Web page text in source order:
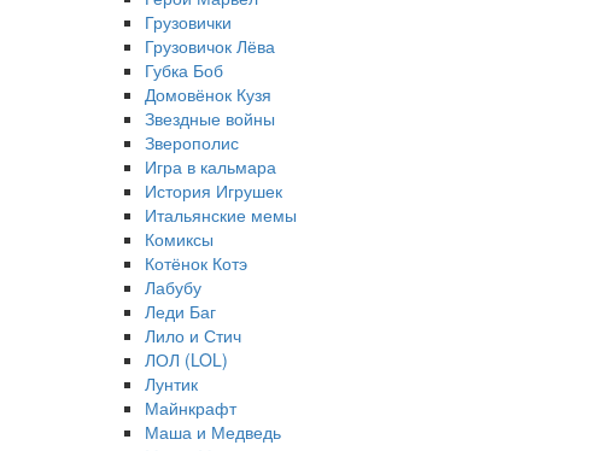
Грузовички
Грузовичок Лёва
Губка Боб
Домовёнок Кузя
Звездные войны
Зверополис
Игра в кальмара
История Игрушек
Итальянские мемы
Комиксы
Котёнок Котэ
Лабубу
Леди Баг
Лило и Стич
ЛОЛ (LOL)
Лунтик
Майнкрафт
Маша и Медведь